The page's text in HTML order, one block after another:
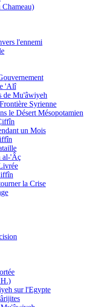
l'ennemi
'Alî
de Mu'âwiyeh
Syrienne
le Désert Mésopotamien
un Mois
al-'Âç
la Crise
sur l'Egypte